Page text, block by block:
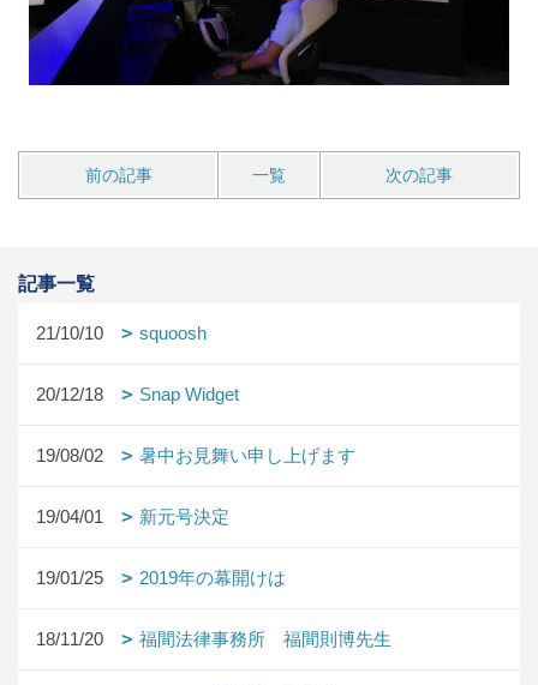
前の記事 一覧 次の記事
記事一覧
21/10/10 squoosh
20/12/18 Snap Widget
19/08/02 暑中お見舞い申し上げます
19/04/01 新元号決定
19/01/25 2019年の幕開けは
18/11/20 福間法律事務所 福間則博先生